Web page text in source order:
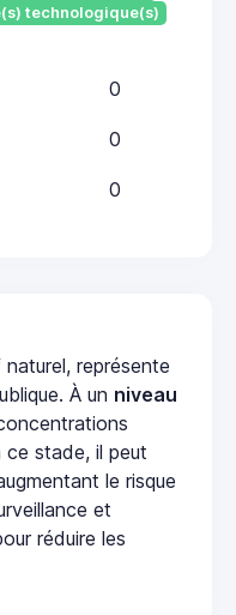
technologique(s)
0
0
0
représente
À un niveau
ce stade, il peut
le risque
et
réduire les